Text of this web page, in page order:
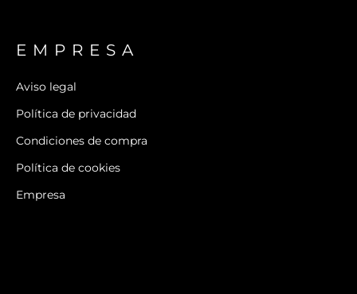
EMPRESA
Aviso legal
Política de privacidad
Condiciones de compra
Política de cookies
Empresa